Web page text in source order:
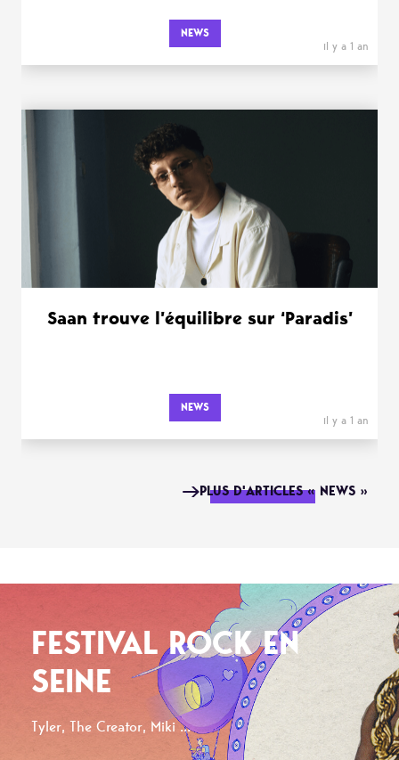
NEWS
il y a 1 an
Saan trouve l’équilibre sur ‘Paradis’
NEWS
il y a 1 an
PLUS D'ARTICLES « NEWS »
FESTIVAL ROCK EN
SEINE
Tyler, The Creator, Miki ...